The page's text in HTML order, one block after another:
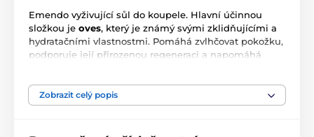
Emendo vyživující sůl do koupele. Hlavní účinnou
složkou je oves, který je známý svými zklidňujícími a
hydratačními vlastnostmi. Pomáhá zvlhčovat pokožku,
podporuje její přirozenou regeneraci a napomáhá
potřebují výživu a ochranu.
Zobrazit celý popis